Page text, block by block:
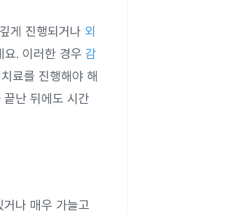
게 진행되거나 외
요. 이러한 경우 감
료를 진행해야 해
난 뒤에도 시간
나 매우 가늘고